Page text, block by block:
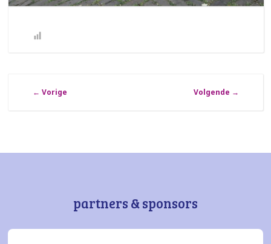
← Vorige Volgende →
partners & sponsors